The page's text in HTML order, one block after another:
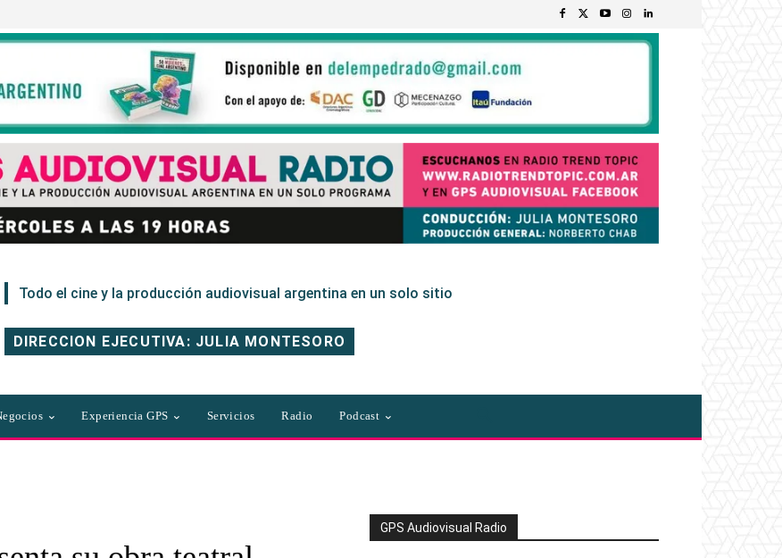
Todo el cine y la producción audiovisual argentina en un solo sitio
DIRECCION EJECUTIVA: JULIA MONTESORO
Experiencia GPS Servicios Radio Podcast
GPS Audiovisual Radio